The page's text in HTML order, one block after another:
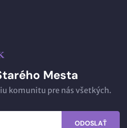
Mesta
komunitu pre nás všetkých.
ODOSLAŤ